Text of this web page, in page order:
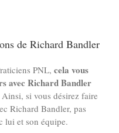
de Richard Bandler
PNL, cela vous
avec Richard Bandler
Ainsi, si vous désirez faire
Richard Bandler, pas
lui et son équipe.